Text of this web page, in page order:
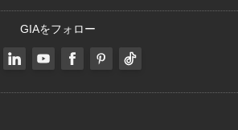
GIAをフォロー